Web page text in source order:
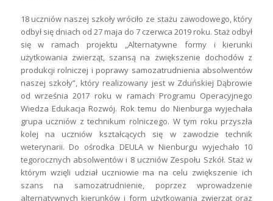
18 uczniów naszej szkoły wróciło ze stażu zawodowego, który
odbył się dniach od 27 maja do 7 czerwca 2019 roku. Staż odbył
się w ramach projektu „Alternatywne formy i kierunki
użytkowania zwierząt, szansą na zwiększenie dochodów z
produkcji rolniczej i poprawy samozatrudnienia absolwentów
naszej szkoły”, który realizowany jest w Zduńskiej Dąbrowie
od września 2017 roku w ramach Programu Operacyjnego
Wiedza Edukacja Rozwój. Rok temu do Nienburga wyjechała
grupa uczniów z technikum rolniczego. W tym roku przyszła
kolej na uczniów kształcących się w zawodzie technik
weterynarii. Do ośrodka DEULA w Nienburgu wyjechało 10
tegorocznych absolwentów i 8 uczniów Zespołu Szkół. Staż w
którym wzięli udział uczniowie ma na celu zwiększenie ich
szans na samozatrudnienie, poprzez wprowadzenie
alternatywnych kierunków i form użytkowania zwierząt oraz